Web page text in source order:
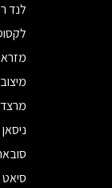
לנד
ניסאן
סיאט